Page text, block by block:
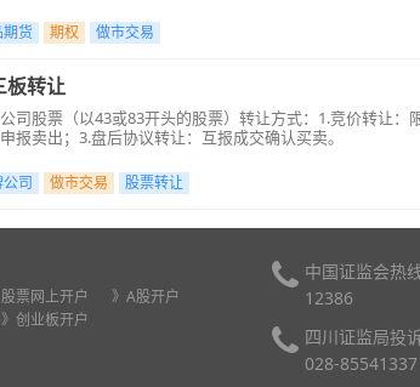
货 期权 做市交易
板转让
司股票（以43或83开头的股票）转让方式：1.竞价转让：
报卖出；3.盘后协议转让：互报成交确认买卖。
司 做市交易 股票转让
票网上开户
》A股开户
》创业板开户
中国证监会热线
12386
四川证监局投
028-85541337